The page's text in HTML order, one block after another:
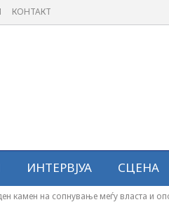
КОНТАКТ
ИНТЕРВЈУА СЦЕНА
камен на сопнување меѓу власта и